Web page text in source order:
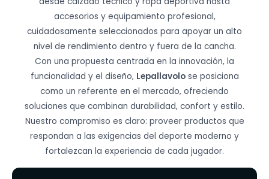
accesorios y equipamiento profesional,
cuidadosamente seleccionados para apoyar un alto
nivel de rendimiento dentro y fuera de la cancha.
Con una propuesta centrada en la innovación, la
funcionalidad y el diseño, Lepallavolose posiciona
como un referente en el mercado, ofreciendo
soluciones que combinan durabilidad, confort y estilo.
Nuestro compromiso es claro: proveer productos que
respondan a las exigencias del deporte moderno y
fortalezcan la experiencia de cada jugador.